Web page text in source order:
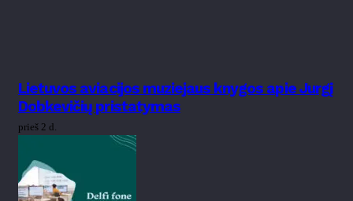
Lietuvos aviacijos muziejaus knygos apie Jurgį
Dobkevičių pristatymas
prieš 2 d.